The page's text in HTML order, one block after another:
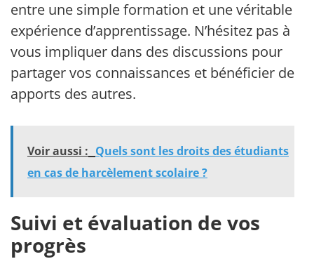
entre une simple formation et une véritable
expérience d’apprentissage. N’hésitez pas à
vous impliquer dans des discussions pour
partager vos connaissances et bénéficier des
apports des autres.
Voir aussi : Quels sont les droits des étudiants
en cas de harcèlement scolaire ?
Suivi et évaluation de vos
progrès